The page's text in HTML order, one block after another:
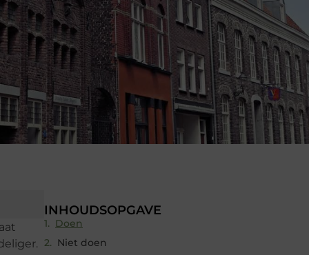
INHOUDSOPGAVE
Doen
Niet doen